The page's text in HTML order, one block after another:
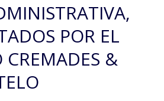
POR EL
CREMADES &